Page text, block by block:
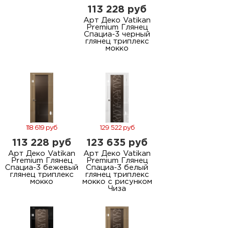
113 228 руб
Арт Деко Vatikan
Premium Глянец
Спациа-3 черный
глянец триплекс
мокко
118 619 руб
113 228 руб
Арт Деко Vatikan
Premium Глянец
Спациа-3 бежевый
глянец триплекс
мокко
129 522 руб
123 635 руб
Арт Деко Vatikan
Premium Глянец
Спациа-3 белый
глянец триплекс
мокко с рисунком
Чиза